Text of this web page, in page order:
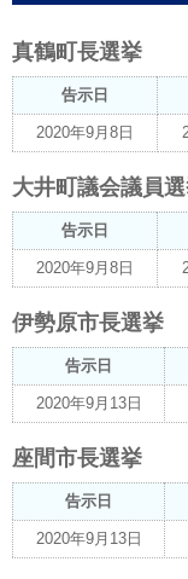
真鶴町長選挙
告示日
2020年9月8日
大井町議会議員
告示日
2020年9月8日
伊勢原市長選挙
告示日
2020年9月13日
座間市長選挙
告示日
2020年9月13日